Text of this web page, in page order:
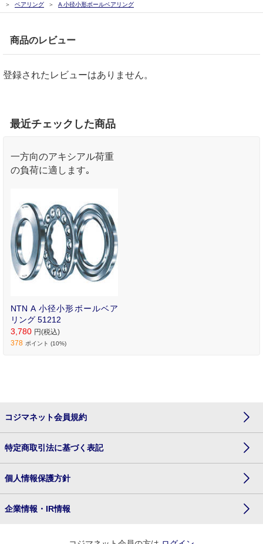
ベアリング
A 小径小形ボールベアリング
商品のレビュー
登録されたレビューはありません。
最近チェックした商品
一方向のアキシアル荷重
の負荷に適します｡
NTN A 小径小形ボールベア
リング 51212
3,780 円(税込)
378 ポイント (10%)
コジマネット会員規約
特定商取引法に基づく表記
個人情報保護方針
企業情報・IR情報